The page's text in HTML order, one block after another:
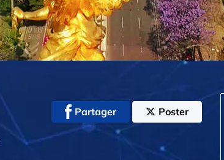
Partager Poster